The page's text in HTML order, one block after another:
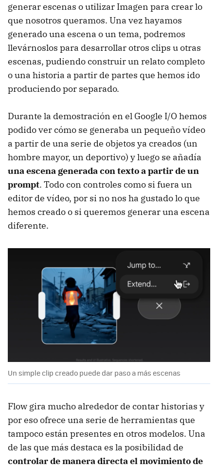
generar escenas o utilizar Imagen para crear lo
que nosotros queramos. Una vez hayamos
generado una escena o un tema, podremos
llevárnoslos para desarrollar otros clips u otras
escenas, pudiendo construir un relato completo
o una historia a partir de partes que hemos ido
produciendo por separado.
Durante la demostración en el Google I/O hemos
podido ver cómo se generaba un pequeño vídeo
a partir de una serie de objetos ya creados (un
hombre mayor, un deportivo) y luego se añadía
una escena generada con texto a partir de un
prompt. Todo con controles como si fuera un
editor de vídeo, por si no nos ha gustado lo que
hemos creado o si queremos generar una escena
diferente.
Un simple clip creado puede dar paso a más escenas
Flow gira mucho alrededor de contar historias y
por eso ofrece una serie de herramientas que
tampoco están presentes en otros modelos. Una
de las que más destaca es la posibilidad de
controlar de manera directa el movimiento de